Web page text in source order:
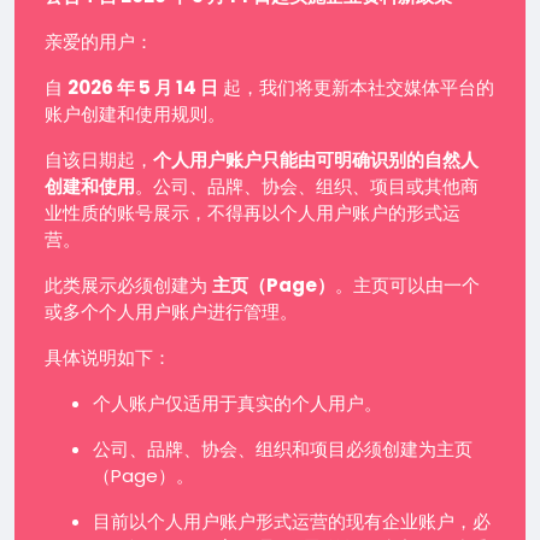
亲爱的用户：
自 2026 年 5 月 14 日 起，我们将更新本社交媒体平台的
账户创建和使用规则。
自该日期起， 个人用户账户只能由可明确识别的自然人
创建和使用。公司、品牌、协会、组织、项目或其他商
业性质的账号展示，不得再以个人用户账户的形式运
营。
此类展示必须创建为 主页（Page） 。主页可以由一个
或多个个人用户账户进行管理。
具体说明如下：
个人账户仅适用于真实的个人用户。
公司、品牌、协会、组织和项目必须创建为主页
（Page）。
目前以个人用户账户形式运营的现有企业账户，必